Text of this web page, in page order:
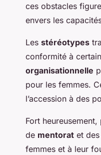
ces obstacles
envers les
Les stéréotypes
conformité à
organisationnelle
pour les femmes.
l’accession à des
Fort
de mentorat et des
femmes et à leur